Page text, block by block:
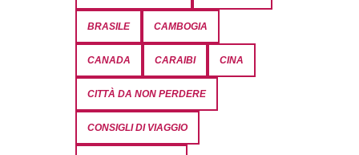
BRASILE CAMBOGIA
CANADA CARAIBI CINA
CITTÀ DA NON PERDERE
CONSIGLI DI VIAGGIO